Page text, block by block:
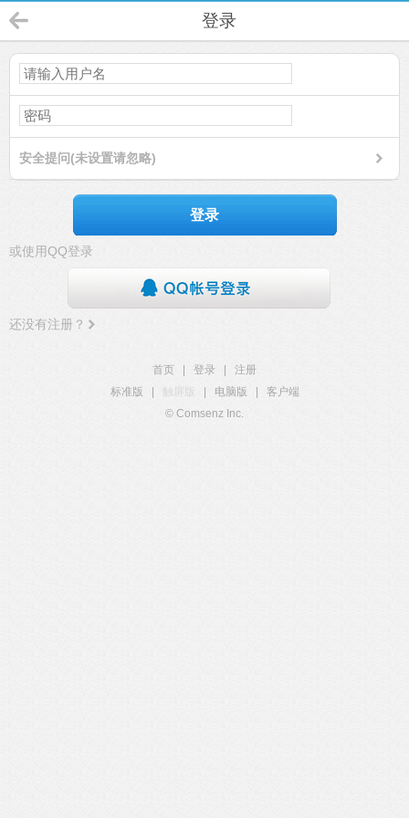
登录
安全提问(未设置请忽略)
登录
或使用QQ登录
还没有注册？
首页 登录
注册
标准版
触屏版 电脑版
客户端
© Comsenz Inc.